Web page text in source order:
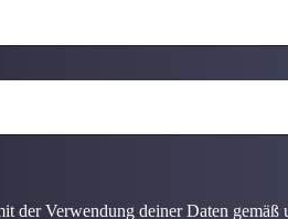
der Verwendung deiner Daten gemäß